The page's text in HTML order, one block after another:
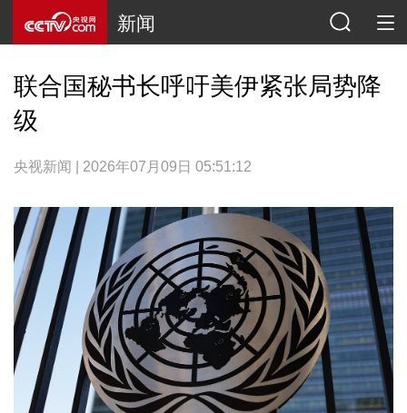
新闻
联合国秘书长呼吁美伊紧张局势降
级
央视新闻 | 2026年07月09日 05:51:12